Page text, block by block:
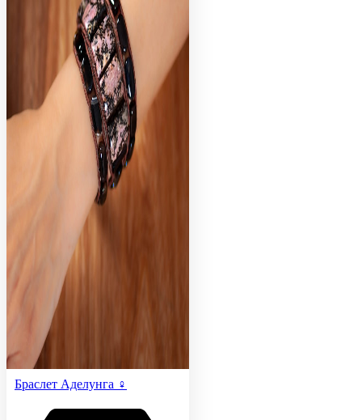
Браслет Аделунга ♀